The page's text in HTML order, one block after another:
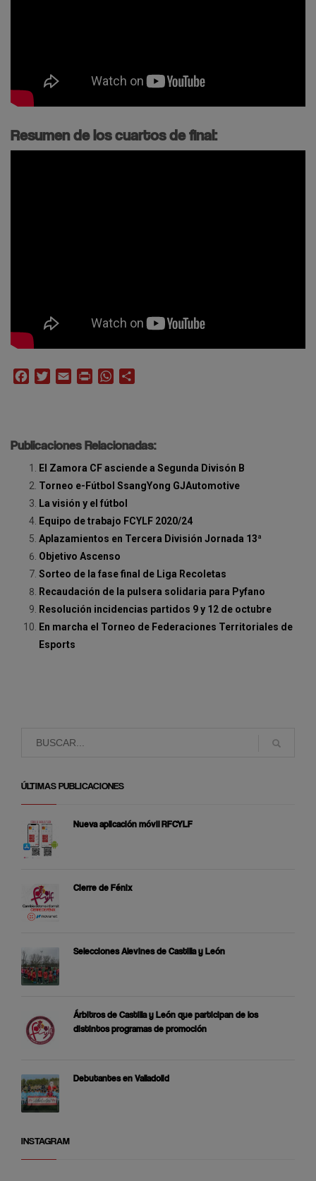
Resumen de los cuartos de final:
FacebookTwitterEmail Print WhatsApp
Publicaciones Relacionadas:
El Zamora CF asciende a Segunda Divisón B
Torneo e-Fútbol SsangYong GJAutomotive
La visión y el fútbol
Equipo de trabajo FCYLF 2020/24
Aplazamientos en Tercera División Jornada 13ª
Objetivo Ascenso
Sorteo de la fase final de Liga Recoletas
Recaudación de la pulsera solidaria para Pyfano
Resolución incidencias partidos 9 y 12 de octubre
En marcha el Torneo de Federaciones Territoriales de
Esports
ÚLTIMAS PUBLICACIONES
Nueva aplicación móvil RFCYLF
Cierre de Fénix
Selecciones Alevines de Castilla y León
Árbitros de Castilla y León que participan de los
distintos programas de promoción
Debutantes en Valladolid
INSTAGRAM